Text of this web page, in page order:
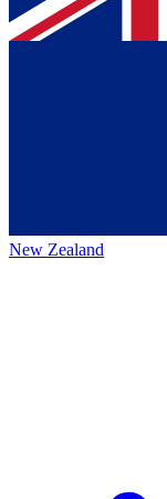
New Zealand